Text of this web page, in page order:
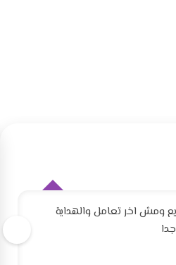
ومش اخر تعامل والهداية